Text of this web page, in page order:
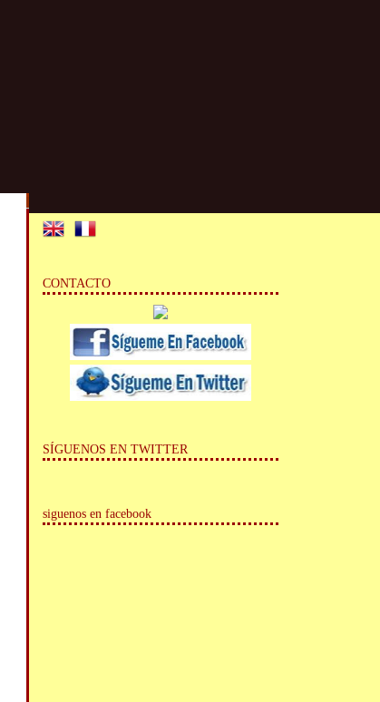
CONTACTO
SÍGUENOS EN TWITTER
siguenos en facebook